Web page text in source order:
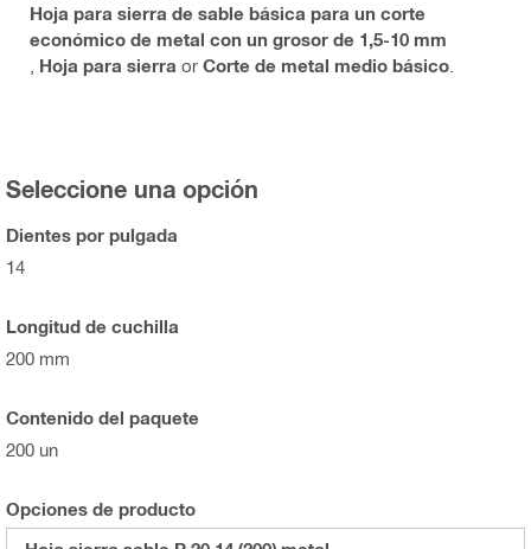
Hoja para sierra de sable básica para un corte
económico de metal con un grosor de 1,5-10 mm
Hoja para sierra or Corte de metal medio básico
Seleccione una opción
Dientes por pulgada
14
Longitud de cuchilla
200 mm
Contenido del paquete
200 un
Opciones de producto